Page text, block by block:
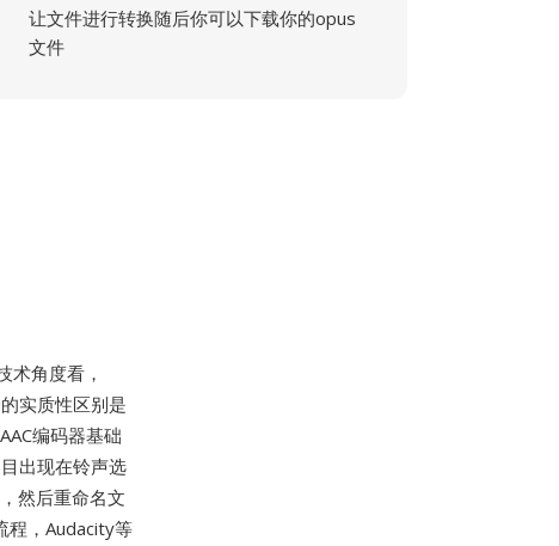
让文件进行转换随后你可以下载你的opus
文件
术角度看，
实质性区别是
编码器基础
出现在铃声选
然后重命名文
程，Audacity等